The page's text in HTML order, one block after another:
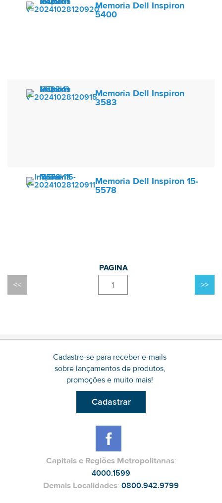
Memoria Dell Inspiron
5400
Memoria Dell Inspiron
3583
Memoria Dell Inspiron 15-
5578
1
Cadastre-se para receber e-mails
sobre lançamentos de produtos,
promoções e muito mais!
Cadastrar
Capitais e Regiões Metropolitanas:
4000.1599
Demais Localidades: 0800.942.9799